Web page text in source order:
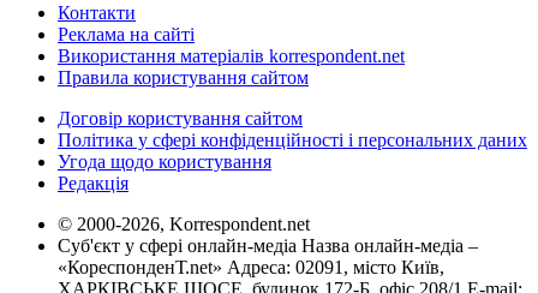
Контакти
Реклама на сайті
Використання матеріалів korrespondent.net
Правила користування сайтом
Договір користування сайтом
Політика у сфері конфіденційності і персональних даних
Угода щодо користування
Редакція
© 2000-2026, Korrespondent.net
Суб'єкт у сфері онлайн-медіа Назва онлайн-медіа –
«КореспонденТ.net» Адреса: 02091, місто Київ,
ХАРКІВСЬКЕ ШОСЕ, будинок 172-Б, офіс 208/1 E-mail: